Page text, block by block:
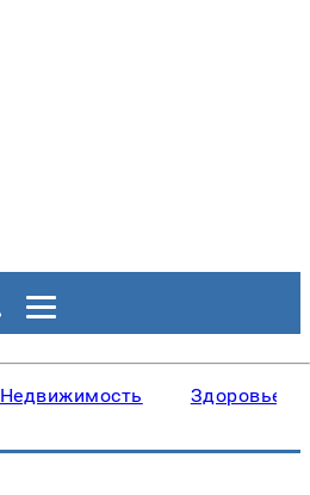
Недвижимость Здоровье